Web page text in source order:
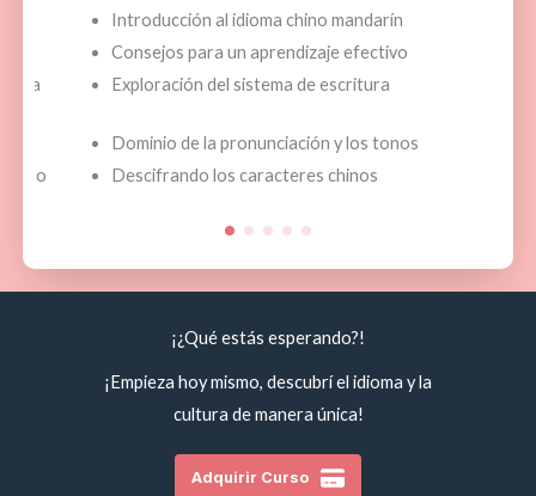
Introducción al idioma chino mandarín
Consejos para un aprendizaje efectivo
Exploración del sistema de escritura
Dominio de la pronunciación y los tonos
Descifrando los caracteres chinos
¡¿Qué estás esperando?!
¡Empieza hoy mismo, descubrí el idioma y la
cultura de manera única!
Adquirir Curso